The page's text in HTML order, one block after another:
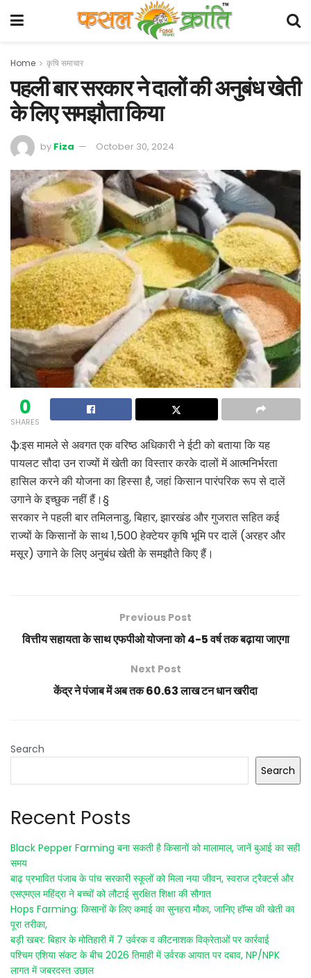
Home कृषि समाचार
पहली बार सरकार ने दालों की अनुबंध खेती
के लिए समझौता किया
by Fiza October 30, 2024
0
SHARES
ֆ:इस मामले से अवगत एक वरिष्ठ अधिकारी ने ईटी को बताया कि यह
पायलट सौदा उन राज्यों में खेती का विस्तार करके दालों में आत्मनिर्भरता
हासिल करने की योजना का हिस्सा है, जहां किसान पारंपरिक रूप से दालें
उगाने के इच्छुक नहीं हैं।§
सरकार ने पहली बार तमिलनाडु, बिहार, झारखंड और गुजरात सहित कई
राज्यों के किसानों के साथ 1,500 हेक्टेयर कृषि भूमि पर दालें (अरहर और
मसूर) उगाने के लिए अनुबंध खेती के समझौते किए हैं।
Previous Post
वित्तीय सहायता के साथ एफपीओ योजना को 4-5 वर्ष तक बढ़ाया जाएगा
Next Post
केंद्र ने पंजाब में अब तक 60.63 लाख टन धान खरीदा
Search
Search
Recent Posts
Black Pepper Farming बना सकती है किसानों को मालामाल, जानें बुआई का सही
समय
बाढ़ प्रभावित पंजाब के पांच सरकारी स्कूलों को मिला नया जीवन, स्वराज ट्रैक्टर्स और
एसएमएल महिंद्रा ने बच्चों को लौटाई सुरक्षित शिक्षा की सौगात
Hops Farming: किसानों के लिए कमाई का सुनहरा मौका, जानिए हॉप्स की खेती का
पूरा तरीका,
बड़ी खबर: बिहार के मोतिहारी में 7 उर्वरक व कीटनाशक विक्रेताओं पर कार्रवाई
पश्चिम एशिया संकट के बीच 2026 तिमाही में उर्वरक आयात पर दबाव, NP/NPK
लागत में जबरदस्त उछाल